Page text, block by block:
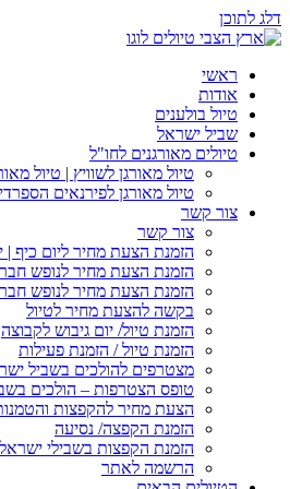
דלג לתוכן
ראשי
אודות
טיול בולענים
שביל ישראל
טיולים מאורגנים לחו"ל
טיול מאורגן לשוויץ | טיול
טיול מאורגן לפירנאים
צור קשר
צור קשר
הזמנת הצעת מחיר ליום כיף |
הזמנת הצעת מחיר לנופש
הזמנת הצעת מחיר לנופש
בקשה להצעת מחיר לטיול
הזמנת טיול/ יום גיבוש לקבוצה
הזמנת טיול / הזמנת פעילות
מצטרפים להולכים בשביל
טופס הצטרפות – הולכים
הצעת מחיר להקפצות
הזמנת הקפצה/ נסיעה
הזמנת הקפצות בשבילי ישראל
הרשמה לאתר